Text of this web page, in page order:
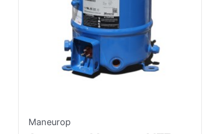
Maneurop